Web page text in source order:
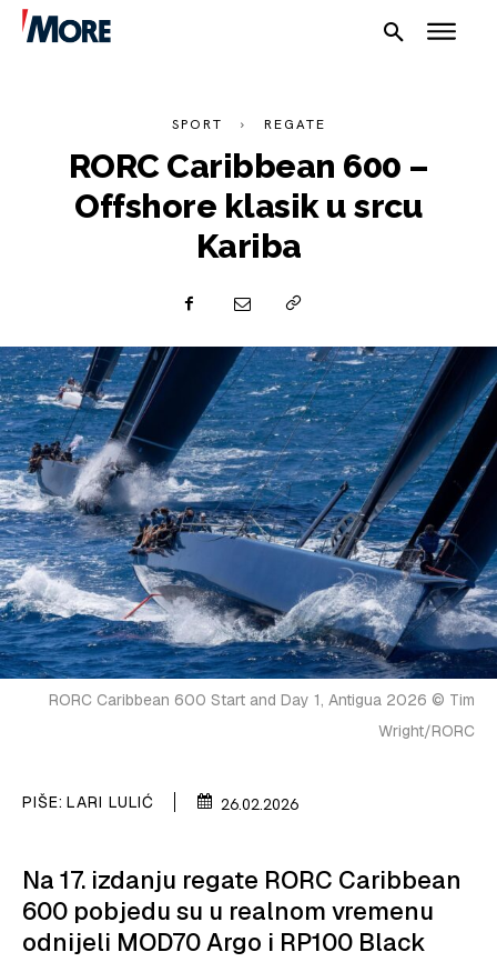
SPORT
PLOVILA
PLOVIDBA
SPIZA
VELIKE PRIČE
PRETPLATA
SHOP
SPORT REGATE
RORC Caribbean 600 –
Offshore klasik u srcu
Kariba
RORC Caribbean 600 Start and Day 1, Antigua 2026 © Tim
Wright/RORC
PIŠE: LARI LULIĆ 26.02.2026
Na 17. izdanju regate RORC Caribbean
600 pobjedu su u realnom vremenu
odnijeli MOD70 Argo i RP100 Black